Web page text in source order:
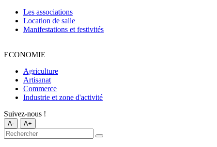
Les associations
Location de salle
Manifestations et festivités
ECONOMIE
Agriculture
Artisanat
Commerce
Industrie et zone d'activité
Suivez-nous !
A- A+